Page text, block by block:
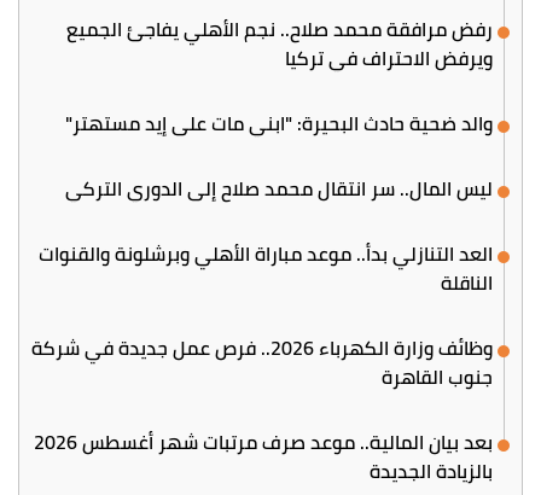
رفض مرافقة محمد صلاح.. نجم الأهلي يفاجئ الجميع
ويرفض الاحتراف في تركيا
والد ضحية حادث البحيرة: "ابني مات على إيد مستهتر"
ليس المال.. سر انتقال محمد صلاح إلى الدوري التركي
العد التنازلي بدأ.. موعد مباراة الأهلي وبرشلونة والقنوات
الناقلة
وظائف وزارة الكهرباء 2026.. فرص عمل جديدة في شركة
جنوب القاهرة
بعد بيان المالية.. موعد صرف مرتبات شهر أغسطس 2026
بالزيادة الجديدة